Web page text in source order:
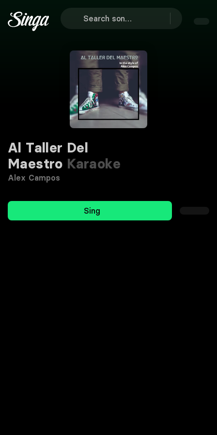
Al Taller Del
Maestro Karaoke
Alex Campos
Sing